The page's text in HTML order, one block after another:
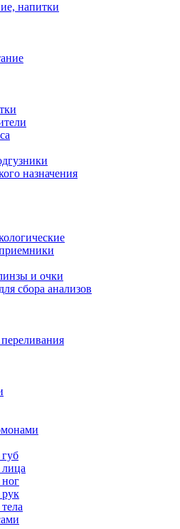
напитки
назначения
и очки
сбора анализов
лица
ног
рук